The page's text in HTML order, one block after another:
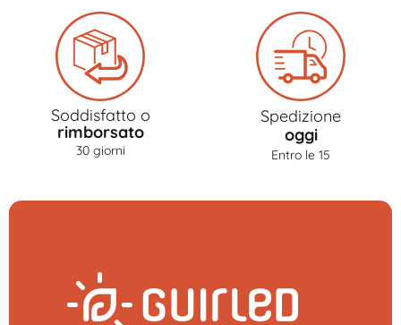
Soddisfatto o
rimborsato
30 giorni
Spedizione
oggi
Entro le 15